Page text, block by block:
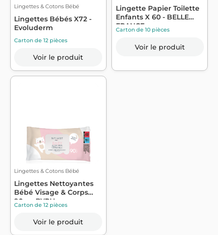
Lingettes & Cotons Bébé
Lingettes Bébés X72 -
Evoluderm
Carton de 12 pièces
Voir le produit
Lingette Papier Toilette
Enfants X 60 - BELLE
FRANCE
Carton de 10 pièces
Voir le produit
Lingettes & Cotons Bébé
Lingettes Nettoyantes
Bébé Visage & Corps
90u. - BYPH...
Carton de 12 pièces
Voir le produit